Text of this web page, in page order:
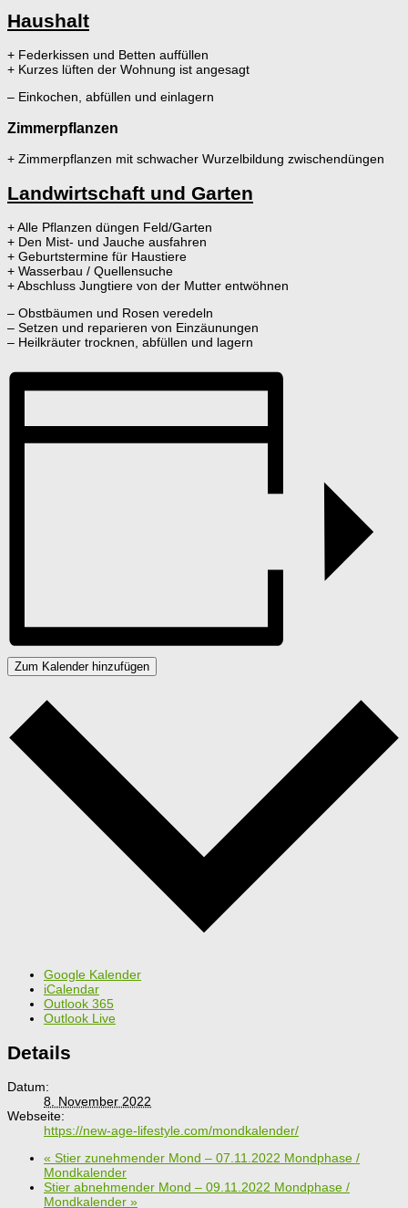
Haushalt
+ Federkissen und Betten auffüllen
+ Kurzes lüften der Wohnung ist angesagt
– Einkochen, abfüllen und einlagern
Zimmerpflanzen
+ Zimmerpflanzen mit schwacher Wurzelbildung zwischendüngen
Landwirtschaft und Garten
+ Alle Pflanzen düngen Feld/Garten
+ Den Mist- und Jauche ausfahren
+ Geburtstermine für Haustiere
+ Wasserbau / Quellensuche
+ Abschluss Jungtiere von der Mutter entwöhnen
– Obstbäumen und Rosen veredeln
– Setzen und reparieren von Einzäunungen
– Heilkräuter trocknen, abfüllen und lagern
Zum Kalender hinzufügen
Google Kalender
iCalendar
Outlook 365
Outlook Live
Details
Datum:
8. November 2022
Webseite:
https://new-age-lifestyle.com/mondkalender/
« Stier zunehmender Mond – 07.11.2022 Mondphase /
Mondkalender
Stier abnehmender Mond – 09.11.2022 Mondphase /
Mondkalender »